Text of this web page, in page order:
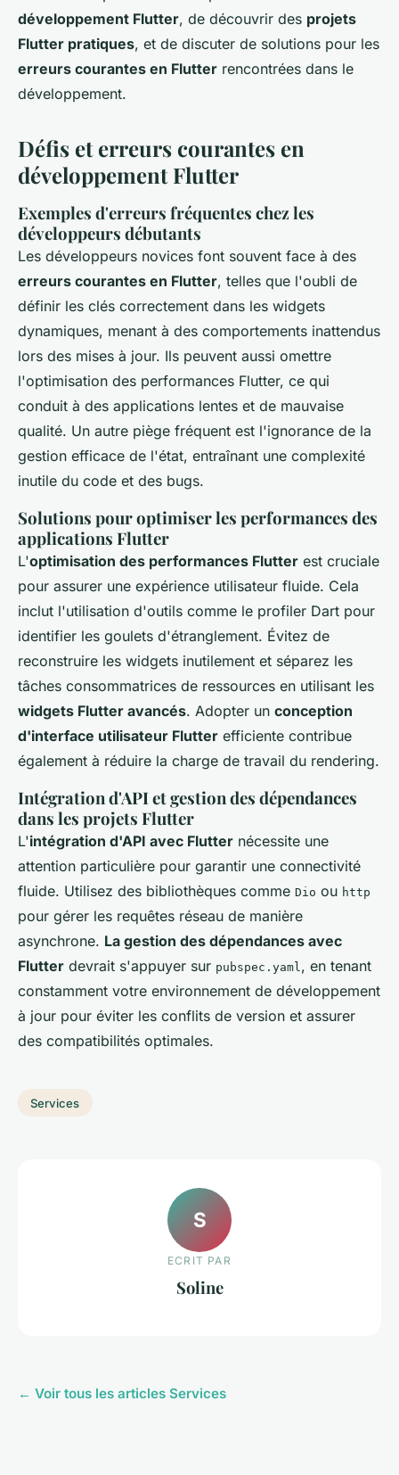
développement Flutter, de découvrir des projets
Flutter pratiques, et de discuter de solutions pour les
erreurs courantes en Flutter rencontrées dans le
développement.
Défis et erreurs courantes en
développement Flutter
Exemples d'erreurs fréquentes chez les
développeurs débutants
Les développeurs novices font souvent face à des
erreurs courantes en Flutter, telles que l'oubli de
définir les clés correctement dans les widgets
dynamiques, menant à des comportements inattendus
lors des mises à jour. Ils peuvent aussi omettre
l'optimisation des performances Flutter, ce qui
conduit à des applications lentes et de mauvaise
qualité. Un autre piège fréquent est l'ignorance de la
gestion efficace de l'état, entraînant une complexité
inutile du code et des bugs.
Solutions pour optimiser les performances des
applications Flutter
L'optimisation des performances Flutter est cruciale
pour assurer une expérience utilisateur fluide. Cela
inclut l'utilisation d'outils comme le profiler Dart pour
identifier les goulets d'étranglement. Évitez de
reconstruire les widgets inutilement et séparez les
tâches consommatrices de ressources en utilisant les
widgets Flutter avancés. Adopter un conception
d'interface utilisateur Flutter efficiente contribue
également à réduire la charge de travail du rendering.
Intégration d'API et gestion des dépendances
dans les projets Flutter
L'intégration d'API avec Flutter nécessite une
attention particulière pour garantir une connectivité
fluide. Utilisez des bibliothèques comme Dio ou http
pour gérer les requêtes réseau de manière
asynchrone. La gestion des dépendances avec
Flutter devrait s'appuyer sur pubspec.yaml , en tenant
constamment votre environnement de développement
à jour pour éviter les conflits de version et assurer
des compatibilités optimales.
Services
S
ECRIT PAR
Soline
← Voir tous les articles Services